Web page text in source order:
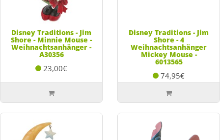
Disney Traditions - Jim
Shore - Minnie Mouse -
Weihnachtsanhänger -
A30356
23,00€
Disney Traditions - Jim
Shore - 4
Weihnachtsanhänger
Mickey Mouse -
6013565
74,95€